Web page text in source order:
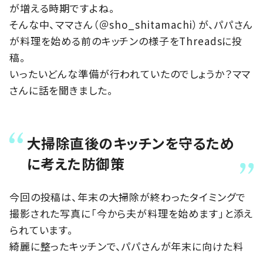
が増える時期ですよね。
そんな中、ママさん（＠sho_shitamachi）が、パパさん
が料理を始める前のキッチンの様子をThreadsに投
稿。
いったいどんな準備が行われていたのでしょうか？ママ
さんに話を聞きました。
大掃除直後のキッチンを守るため
に考えた防御策
今回の投稿は、年末の大掃除が終わったタイミングで
撮影された写真に「今から夫が料理を始めます」と添え
られています。
綺麗に整ったキッチンで、パパさんが年末に向けた料